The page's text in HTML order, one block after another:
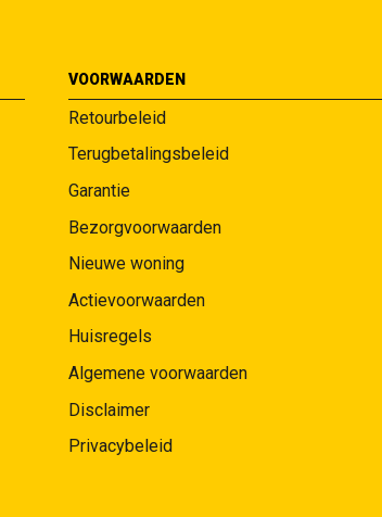
VOORWAARDEN
Retourbeleid
Terugbetalingsbeleid
Garantie
Bezorgvoorwaarden
Nieuwe woning
Actievoorwaarden
Huisregels
Algemene voorwaarden
Disclaimer
Privacybeleid